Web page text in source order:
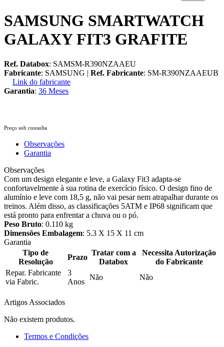
SAMSUNG SMARTWATCH
GALAXY FIT3 GRAFITE
Ref. Databox: SAMSM-R390NZAAEU
Fabricante: SAMSUNG | Ref. Fabricante: SM-R390NZAAEUB
Link do fabricante
Garantia: 36 Meses
Preço sob consulta
Observações
Garantia
Observações
Com um design elegante e leve, a Galaxy Fit3 adapta-se
confortavelmente à sua rotina de exercício físico. O design fino de
alumínio e leve com 18,5 g, não vai pesar nem atrapalhar durante os
treinos. Além disso, as classificações 5ATM e IP68 significam que
está pronto para enfrentar a chuva ou o pó.
Peso Bruto: 0.110 kg
Dimensões Embalagem: 5.3 X 15 X 11 cm
Garantia
Tipo de
Resolução
Prazo
Tratar com a
Databox
Necessita Autorização
do Fabricante
Repar. Fabricante
via Fabric.
3
Anos
Não Não
Artigos Associados
Não existem produtos.
Termos e Condições